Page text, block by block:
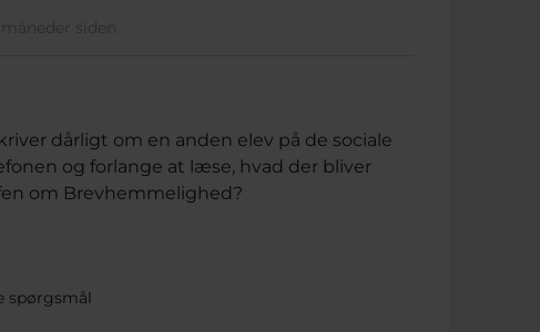
siden
dårligt om en anden elev på de sociale
og forlange at læse, hvad der bliver
om Brevhemmelighed?
spørgsmål